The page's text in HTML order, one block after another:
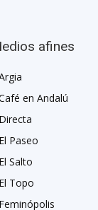
afines
en Andalú
Directa
El Paseo
El Salto
El Topo
Feminópolis